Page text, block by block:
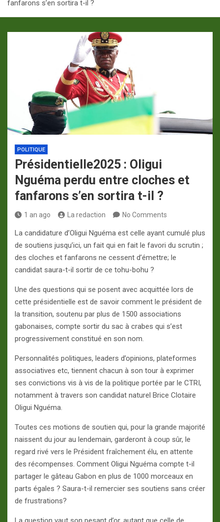
fanfarons s’en sortira t-il ?
POLITIQUE
Présidentielle2025 : Oligui
Nguéma perdu entre cloches et
fanfarons s’en sortira t-il ?
1 an ago La redaction No Comments
La candidature d’Oligui Nguéma est celle ayant cumulé plus
de soutiens jusqu’ici, un fait qui en fait le favori du scrutin ;
des cloches et fanfarons ne cessent d’émettre; le
candidat saura-t-il sortir de ce tohu-bohu ?
Une des questions qui se posent avec acquittée lors de
cette présidentielle est de savoir comment le président de
la transition, soutenu par plus de 1500 associations
gabonaises, compte sortir du sac à crabes qui s’est
progressivement constitué en son nom.
Personnalités politiques, leaders d’opinions, plateformes
associatives etc, tiennent chacun à son tour à exprimer
ses convictions vis à vis de la politique portée par le CTRI,
notamment à travers son candidat naturel Brice Clotaire
Oligui Nguéma.
Toutes ces motions de soutien qui, pour la grande majorité
naissent du jour au lendemain, garderont à coup sûr, le
regard rivé vers le Président fraîchement élu, en attente
des récompenses. Comment Oligui Nguéma compte t-il
partager le gâteau Gabon en plus de 1000 morceaux en
parts égales ? Saura-t-il remercier ses soutiens sans créer
de frustrations?